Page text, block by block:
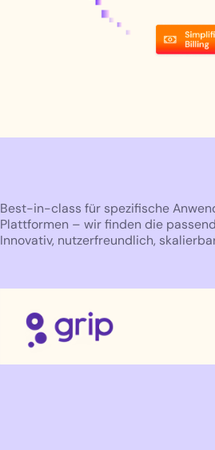
Best-in-class für spezifische
Plattformen – wir finden die
Innovativ, nutzerfreundlich,